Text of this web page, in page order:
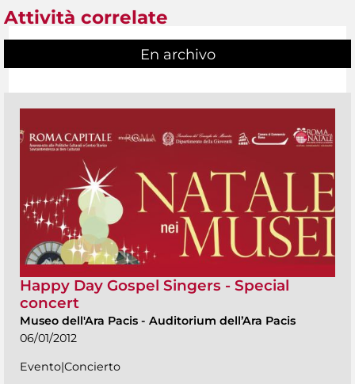
Attività correlate
En archivo
Happy Day Gospel Singers - Special
concert
Museo dell'Ara Pacis - Auditorium dell’Ara Pacis
06/01/2012
Evento|Concierto